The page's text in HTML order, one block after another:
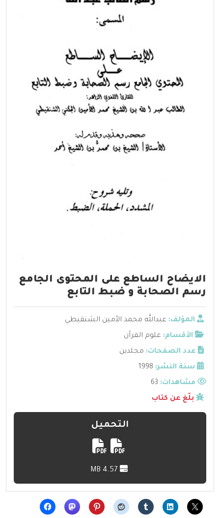
الايضاح الساطع على المحتوى الجامع
رسم الصحابة و ضبط التابع
المؤلف: عبدالله محمد الأمين الشنقيطي
الأقسام: علوم القرآن
عدد الصفحات: مجلدين
سنة النشر: 1998
مشاهدات:
بلّغ عن كتاب
التحميل